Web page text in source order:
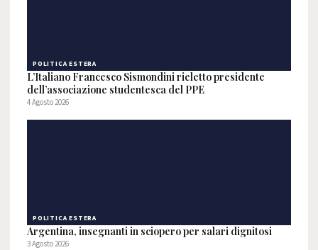
POLITICA ESTERA
L’Italiano Francesco Sismondini rieletto presidente
dell’associazione studentesca del PPE
4 Agosto 2026
POLITICA ESTERA
Argentina, insegnanti in sciopero per salari dignitosi
3 Agosto 2026